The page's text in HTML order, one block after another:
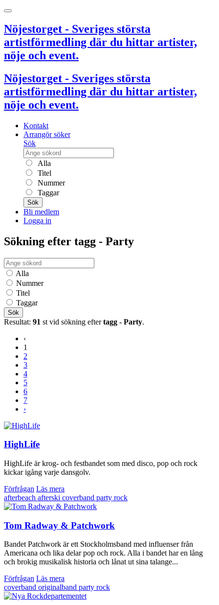
Nöjestorget - Sveriges största
artistförmedling där du hittar artister,
nöje och event.
Nöjestorget - Sveriges största
artistförmedling där du hittar artister,
nöje och event.
Kontakt
Arrangör söker
Sök
Alla
Titel
Nummer
Taggar
Sök
Bli medlem
Logga in
Sökning efter tagg - Party
Alla
Nummer
Titel
Taggar
Sök
Resultat: 91 st vid sökning eftertagg - Party.
‹
1
2
3
4
5
6
7
›
HighLife
HighLife är krog- och festbandet som med disco, pop och rock
kickar igång varje dansgolv.
Förfrågan Läs mera
afterbeach afterski coverband party rock
Tom Radway & Patchwork
Bandet Patchwork är ett Stockholmsband med influenser från
Americana och lika delar pop och rock. Alla i bandet har en lång
och brokig musikalisk historia och lånat ut sina talange...
Förfrågan Läs mera
coverband originalband party rock